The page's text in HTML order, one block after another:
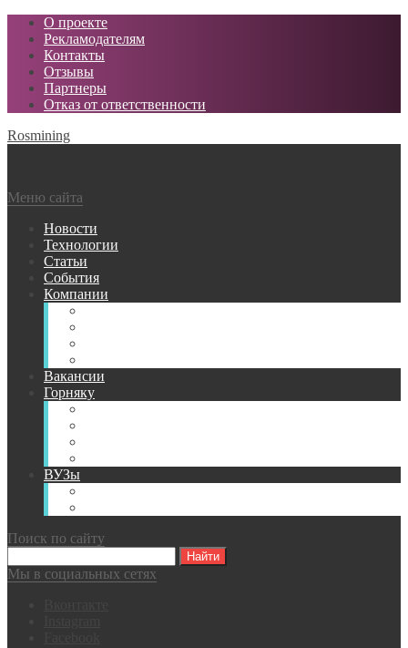
О проекте
Рекламодателям
Контакты
Отзывы
Партнеры
Отказ от ответственности
Rosmining
Меню сайта
Новости
Технологии
Статьи
События
Компании
Вакансии
Горняку
ВУЗы
Поиск по сайту
Мы в социальных сетях